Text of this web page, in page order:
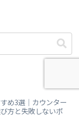
め3選｜カウンター
方と失敗しないポ